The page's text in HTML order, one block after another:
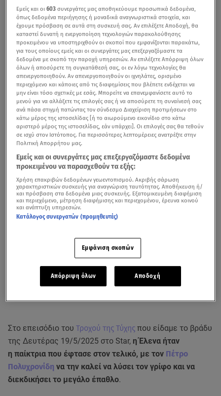
Στο επεισόδιο του Τροχού της Τύχης που είδαμε το βράδυ
της Δευτέρας 19/5/2025 στο Star, η Έλενα ήταν
η παίκτρια που έφτασε στον τελικό, με τον Πέτρο
Πολυχρονίδη να την καλεί να λύσει τον γρίφο και να
διεκδικήσει το μεγάλο έπαθλο.
Εμείς και οι603 συνεργάτες μας αποθηκεύουμε προσωπικά δεδομένα,
όπως δεδομένα περιήγησης ή μοναδικά αναγνωριστικά στοιχεία, και
έχουμε πρόσβαση σε αυτά στη συσκευή σας. Αν επιλέξετε Αποδοχή, θα
καταστεί δυνατή η ενεργοποίηση τεχνολογιών παρακολούθησης
προκειμένου να υποστηριχθούν οι σκοποί που εμφανίζονται παρακάτω,
για τους οποίους εμείς και οι συνεργάτες μας επεξεργαζόμαστε τα
δεδομένα με σκοπό την παροχή υπηρεσιών. Αν επιλέξετε Απόρριψη όλων
όλων ή αποσύρετε τη συγκατάθεσή σας, οι εν λόγω τεχνολογίες θα
απενεργοποιηθούν. Αν απενεργοποιηθούν οι ιχνηλάτες, ορισμένο
περιεχόμενο και κάποιες από τις διαφημίσεις που βλέπετε ενδέχεται να
μην είναι τόσο σχετικές με εσάς. Μπορείτε να επανεμφανίσετε αυτό το
μενού για να αλλάξετε τις επιλογές σας ή να αποσύρετε τη συναίνεσή σας
ανά πάσα στιγμή πατώντας τον σύνδεσμο Διαχείριση προτιμήσεων στο
κάτω μέρος της ιστοσελίδας [ή το αιωρούμενο εικονίδιο στο κάτω
αριστερό μέρος της ιστοσελίδας, εάν υπάρχει]. Οι επιλογές σας θα τεθούν
σε ισχύ στον Ιστότοπος. Για περισσότερες λεπτομέρειες ανατρέξτε στην
Πολιτική Απορρήτου μας.
Εμείς και οι συνεργάτες μας επεξεργαζόμαστε δεδομένα
προκειμένου να παρασχεθούν τα εξής:
Χρήση επακριβών δεδομένων γεωεντοπισμού. Ακριβής σάρωση
χαρακτηριστικών συσκευής για αναγνώριση ταυτότητας. Αποθήκευση ή/
και πρόσβαση στα δεδομένα μιας συσκευής. Εξατομικευμένη διαφήμιση
και περιεχόμενο, μέτρηση διαφήμισης και περιεχομένου, έρευνα κοινού
και ανάπτυξη υπηρεσιών.
Κατάλογος συνεργατών (προμηθευτές)
Εμφάνιση σκοπών
Απόρριψη όλων Αποδοχή